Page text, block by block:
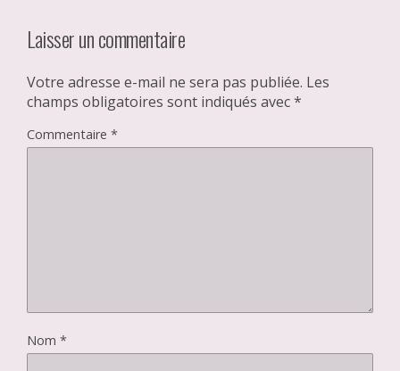
Laisser un commentaire
Votre adresse e-mail ne sera pas publiée. Les
champs obligatoires sont indiqués avec*
Commentaire *
Nom *